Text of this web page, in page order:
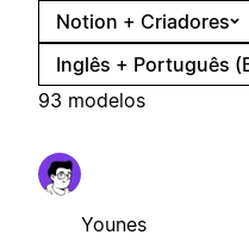
Notion + Criadores
Inglês + Português
93 modelos
Younes